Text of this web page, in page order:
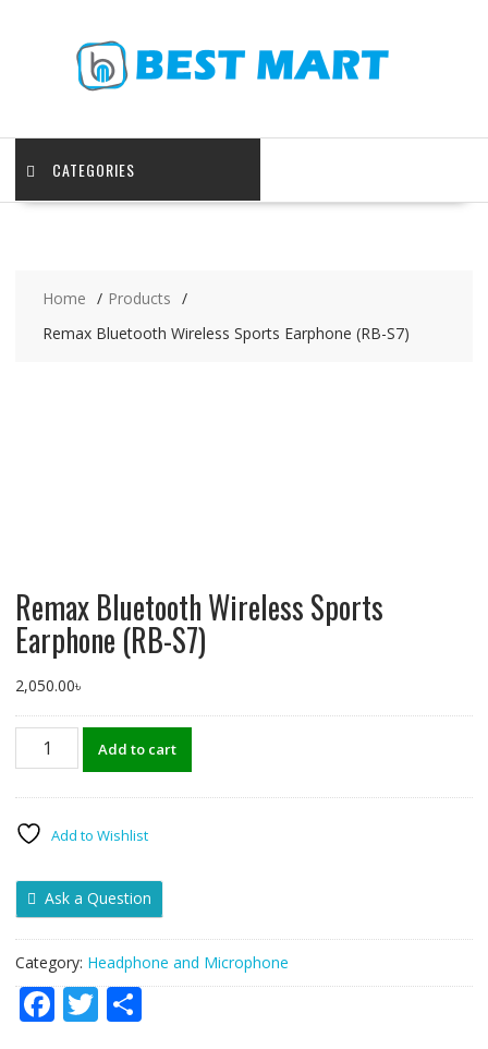
CATEGORIES
Home
Products
Remax Bluetooth Wireless Sports Earphone (RB-S7)
Remax Bluetooth Wireless Sports
Earphone (RB-S7)
2,050.00৳
Remax
Bluetooth
Earphone
S7)
quantity
Add to cart
Add to Wishlist
Ask a Question
Category: Headphone and Microphone
F T S